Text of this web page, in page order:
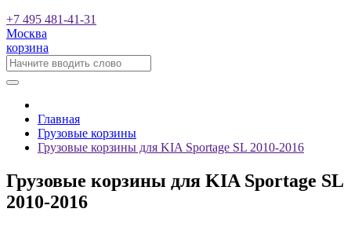
+7 495 481-41-31
Москва
корзина
Главная
Грузовые корзины
Грузовые корзины для KIA Sportage SL 2010-2016
Грузовые корзины для KIA Sportage SL
2010-2016